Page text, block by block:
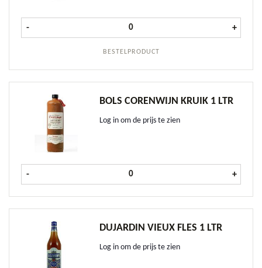
BESTELPRODUCT
- Mispelblom Brandewijn fles 1 ltr
+
BOLS CORENWIJN KRUIK 1 LTR
Log in om de prijs te zien
- Bols Corenwijn kruik 1 ltr aantal
+
DUJARDIN VIEUX FLES 1 LTR
Log in om de prijs te zien